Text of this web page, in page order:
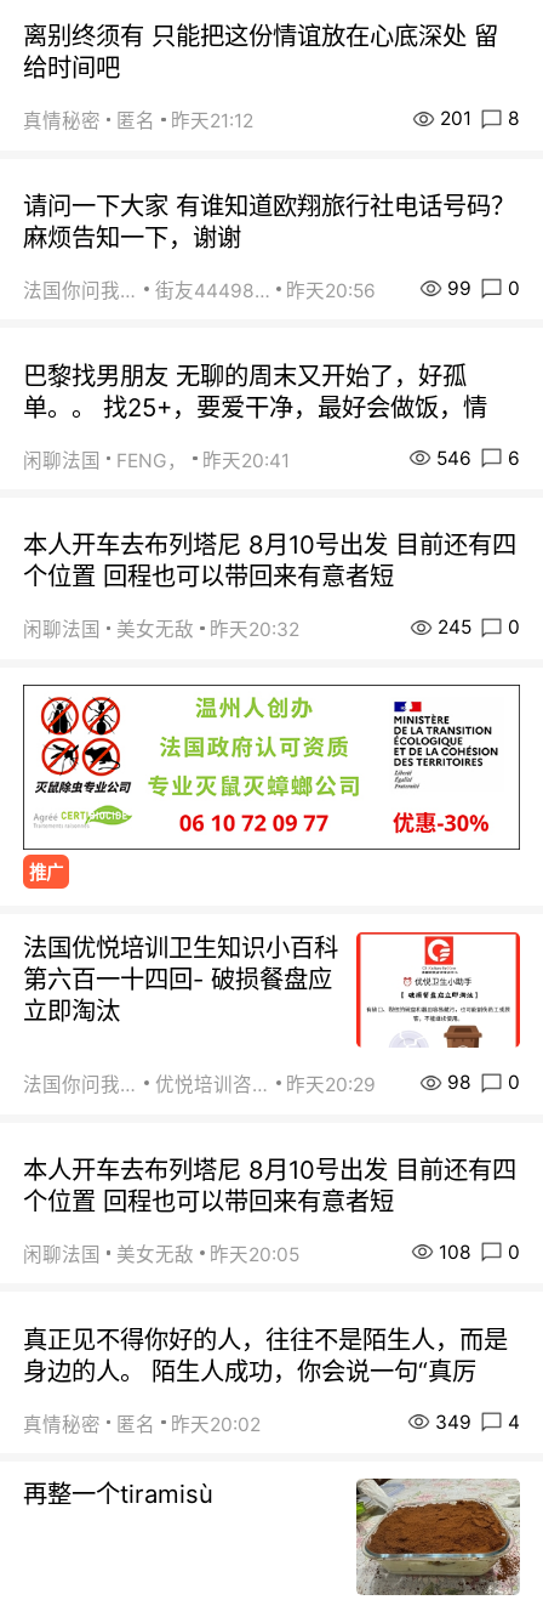
离别终须有 只能把这份情谊放在心底深处 留
给时间吧
真情秘密 匿名 昨天21:12 201 8
请问一下大家 有谁知道欧翔旅行社电话号码？
麻烦告知一下，谢谢
法国你问我答 街友44498484 昨天20:56 99 0
巴黎找男朋友 无聊的周末又开始了，好孤
单。。 找25+，要爱干净，最好会做饭，情
闲聊法国 FENG， 昨天20:41 546 6
本人开车去布列塔尼 8月10号出发 目前还有四
个位置 回程也可以带回来有意者短
闲聊法国 美女无敌 昨天20:32 245 0
推广
法国优悦培训卫生知识小百科
第六百一十四回- 破损餐盘应
立即淘汰
法国你问我答 优悦培训咨询 昨天20:29 98 0
本人开车去布列塔尼 8月10号出发 目前还有四
个位置 回程也可以带回来有意者短
闲聊法国 美女无敌 昨天20:05 108 0
真正见不得你好的人，往往不是陌生人，而是
身边的人。 陌生人成功，你会说一句“真厉
真情秘密 匿名 昨天20:02 349 4
再整一个tiramisù